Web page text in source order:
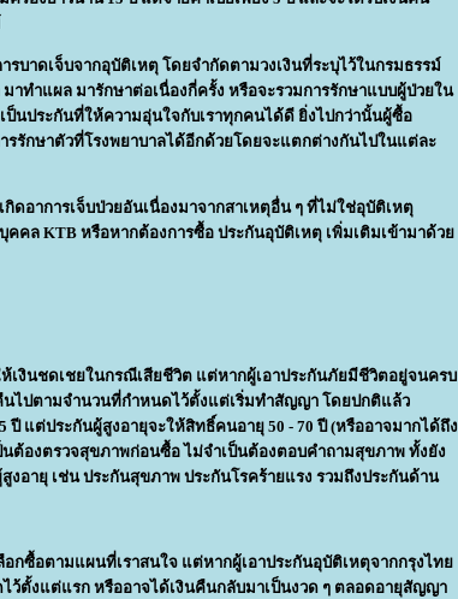
บาดเจ็บจากอุบัติเหตุ โดยจำกัดตามวงเงินที่ระบุไว้ในกรมธรรม์
าทำแผล มารักษาต่อเนื่องกี่ครั้ง หรือจะรวมการรักษาแบบผู้ป่วยใน
ป็นประกันที่ให้ความอุ่นใจกับเราทุกคนได้ดี ยิ่งไปกว่านั้นผู้ซื้อ
รักษาตัวที่โรงพยาบาลได้อีกด้วยโดยจะแตกต่างกันไปในแต่ละ
ดอาการเจ็บป่วยอันเนื่องมาจากสาเหตุอื่น ๆ ที่ไม่ใช่อุบัติเหตุ
คล KTB หรือหากต้องการซื้อ ประกันอุบัติเหตุ เพิ่มเติมเข้ามาด้ว
งินชดเชยในกรณีเสียชีวิต แต่หากผู้เอาประกันภัยมีชีวิตอยู่จนครบ
ไปตามจำนวนที่กำหนดไว้ตั้งแต่เริ่มทำสัญญา โดยปกติแล้ว
แต่ประกันผู้สูงอายุจะให้สิทธิ์คนอายุ 50 - 70 ปี (หรืออาจมากได้ถึง
ต้องตรวจสุขภาพก่อนซื้อ ไม่จำเป็นต้องตอบคำถามสุขภาพ ทั้งยัง
อายุ เช่น ประกันสุขภาพ ประกันโรคร้ายแรง รวมถึงประกันด้าน
กซื้อตามแผนที่เราสนใจ แต่หากผู้เอาประกันอุบัติเหตุจากกรุงไท
ตั้งแต่แรก หรืออาจได้เงินคืนกลับมาเป็นงวด ๆ ตลอดอายุสัญญา